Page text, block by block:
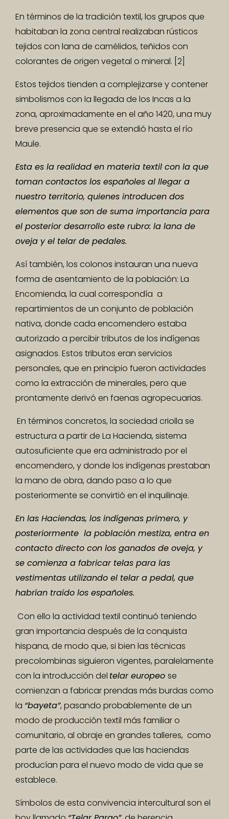
En términos de la tradición textil, los grupos que
habitaban la zona central realizaban rústicos
tejidos con lana de camélidos, teñidos con
colorantes de origen vegetal o mineral. [2]
Estos tejidos tienden a complejizarse y contener
simbolismos con la llegada de los Incas a la
zona, aproximadamente en el año 1420, una muy
breve presencia que se extendió hasta el río
Maule.
Esta es la realidad en materia textil con la que
toman contactos los españoles al llegar a
nuestro territorio, quienes introducen dos
elementos que son de suma importancia para
el posterior desarrollo este rubro: la lana de
oveja y el telar de pedales.
Así también, los colonos instauran una nueva
forma de asentamiento de la población: La
Encomienda, la cual correspondía a
repartimientos de un conjunto de población
nativa, donde cada encomendero estaba
autorizado a percibir tributos de los indígenas
asignados. Estos tributos eran servicios
personales, que en principio fueron actividades
como la extracción de minerales, pero que
prontamente derivó en faenas agropecuarias.
En términos concretos, la sociedad criolla se
estructura a partir de La Hacienda, sistema
autosuficiente que era administrado por el
encomendero, y donde los indígenas prestaban
la mano de obra, dando paso a lo que
posteriormente se convirtió en el inquilinaje.
En las Haciendas, los indígenas primero, y
posteriormente la población mestiza, entra en
contacto directo con los ganados de oveja, y
se comienza a fabricar telas para las
vestimentas utilizando el telar a pedal, que
habrían traído los españoles.
Con ello la actividad textil continuó teniendo
gran importancia después de la conquista
hispana, de modo que, si bien las técnicas
precolombinas siguieron vigentes, paralelamente
con la introducción del telar europeo se
comienzan a fabricar prendas más burdas como
la “bayeta”, pasando probablemente de un
modo de producción textil más familiar o
comunitario, al obraje en grandes talleres, como
parte de las actividades que las haciendas
producían para el nuevo modo de vida que se
establece.
Símbolos de esta convivencia intercultural son el